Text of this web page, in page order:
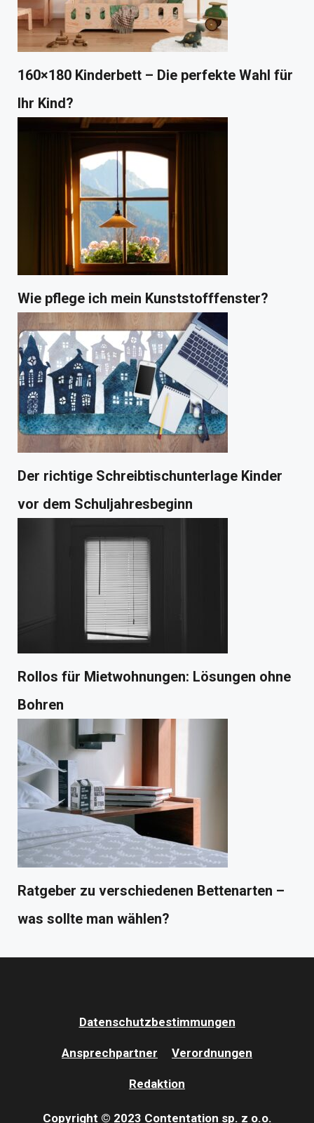
160×180 Kinderbett – Die perfekte Wahl für
Ihr Kind?
Wie pflege ich mein Kunststofffenster?
Der richtige Schreibtischunterlage Kinder
vor dem Schuljahresbeginn
Rollos für Mietwohnungen: Lösungen ohne
Bohren
Ratgeber zu verschiedenen Bettenarten –
was sollte man wählen?
Datenschutzbestimmungen
Ansprechpartner Verordnungen
Redaktion
Copyright © 2023 Contentation sp. z o.o.